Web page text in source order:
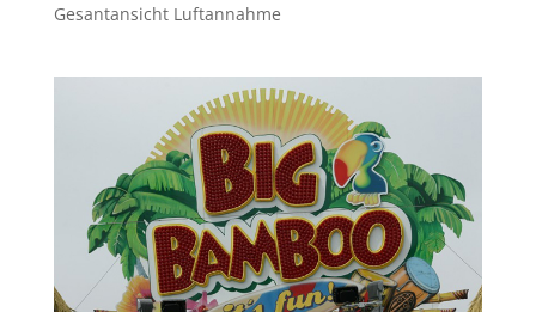
Gesantansicht Luftannahme